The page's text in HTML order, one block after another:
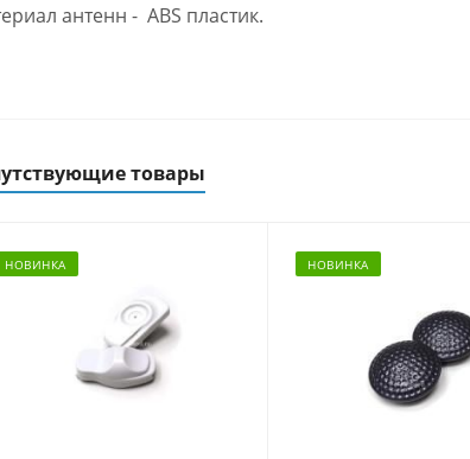
антенн - ABS пластик.
товары
НОВИНКА НОВИНКА